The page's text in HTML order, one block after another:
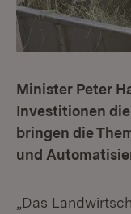
Minister Peter
Investitionen
bringen die
und
„Das